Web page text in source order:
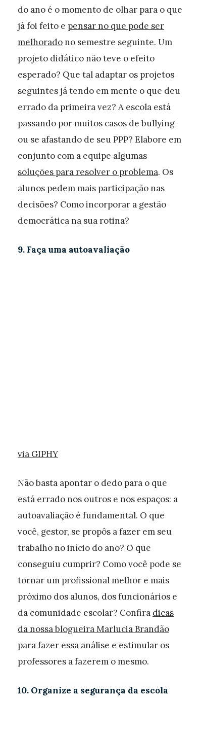
do ano é o momento de olhar para o que
já foi feito e pensar no que pode ser
melhorado no semestre seguinte. Um
projeto didático não teve o efeito
esperado? Que tal adaptar os projetos
seguintes já tendo em mente o que deu
errado da primeira vez? A escola está
passando por muitos casos de bullying
ou se afastando de seu PPP? Elabore em
conjunto com a equipe algumas
soluções para resolver o problema. Os
alunos pedem mais participação nas
decisões? Como incorporar a gestão
democrática na sua rotina?
9. Faça uma autoavaliação
via GIPHY
Não basta apontar o dedo para o que
está errado nos outros e nos espaços: a
autoavaliação é fundamental. O que
você, gestor, se propôs a fazer em seu
trabalho no início do ano? O que
conseguiu cumprir? Como você pode se
tornar um profissional melhor e mais
próximo dos alunos, dos funcionários e
da comunidade escolar? Confira dicas
da nossa blogueira Marlucia Brandão
para fazer essa análise e estimular os
professores a fazerem o mesmo.
10. Organize a segurança da escola